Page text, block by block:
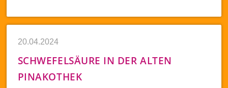
20.04.2024
SCHWEFELSÄURE IN DER ALTEN
PINAKOTHEK